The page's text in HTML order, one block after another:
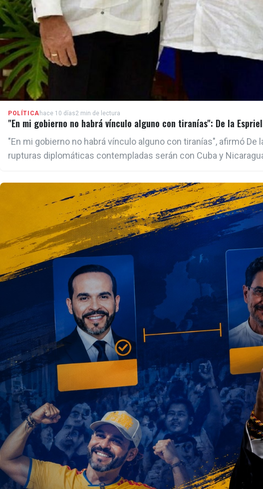
POLÍTICA hace 10 días2 min de lectura
"En mi gobierno no habrá vínculo alguno con tiranías": De la
"En mi gobierno no habrá vínculo alguno con tiranías", afirmó
rupturas diplomáticas contempladas serán con Cuba y